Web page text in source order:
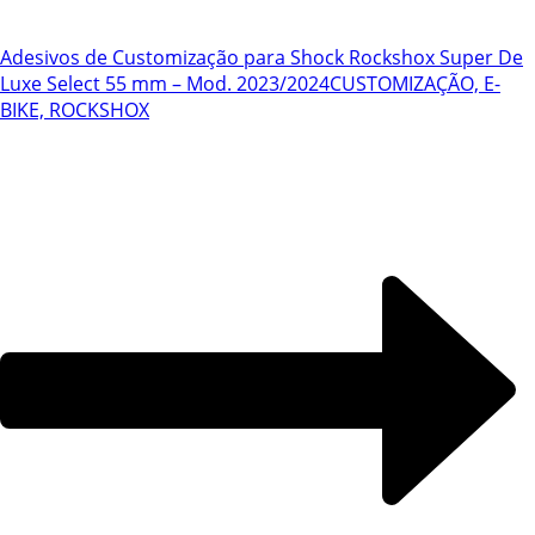
Adesivos de Customização para Shock Rockshox Super De
Luxe Select 55 mm – Mod. 2023/2024CUSTOMIZAÇÃO, E-
BIKE, ROCKSHOX